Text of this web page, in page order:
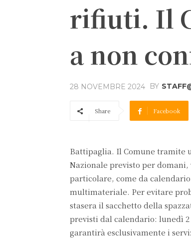
rifiuti. Il
a non
28 NOVEMBRE 2024 BY
Share Facebook
Battipaglia. Il Comune tramite
Nazionale previsto per
particolare, come da
multimateriale. Per evitare
stasera il sacchetto della
previsti dal calendario: lunedì
garantirà esclusivamente i